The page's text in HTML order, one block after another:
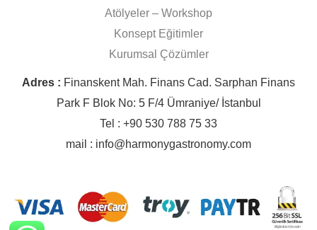
Atölyeler – Workshop
Konsept Eğitimler
Kurumsal Çözümler
Adres : Finanskent Mah. Finans Cad. Sarphan Finans
Park F Blok No: 5 F/4 Ümraniye/ İstanbul
Tel : +90 530 788 75 33
mail : info@harmonygastronomy.com